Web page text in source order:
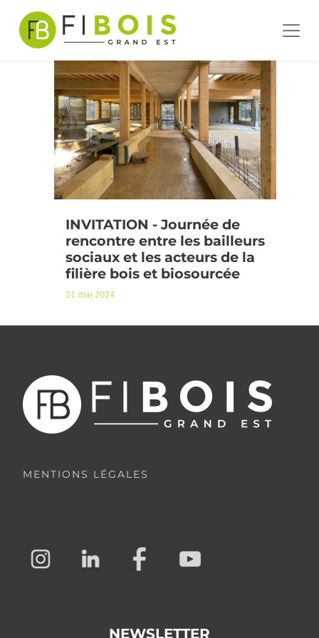
Passer au contenu
Navigation principale
ÉTIQUETTE :GRATUIT
INVITATION - Journée de
rencontre entre les bailleurs
sociaux et les acteurs de la
filière bois et biosourcée
21 mai 2024
MENTIONS LÉGALES
NEWSLETTER